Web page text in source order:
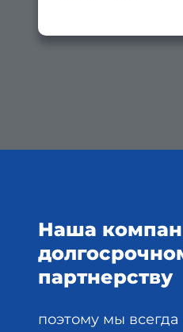
Наша
партнерству
поэтому мы